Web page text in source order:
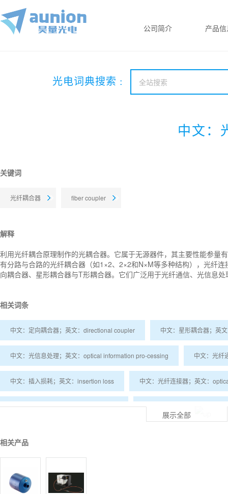
公司简介 产品信
光电词典搜索 :
中文：
关键词
光纤耦合器 fiber coupler
解释
利用光纤耦合原理制作的光耦合器。它属于无源器件，其主要性能参量
有分路与合路的光纤耦合器（如1×2、2×2和N×M等多种结构），光纤
向耦合器、星形耦合器与T形耦合器。它们广泛用于光纤通信、光信息
相关词条
中文：定向耦合器；英文：directional coupler 中文：星形耦合器；英
中文：光信息处理；英文：optical information pro-cessing 中文：光纤
中文：插入损耗；英文：insertion loss 中文：光纤连接器；英文：
中文：光耦合器；英文：optical coupler 中文：光耦合；英文：optical
中文：椭圆芯光纤；英文：elliptical core optical fiber
中文：光纤陀螺输入轴；英文：fiber optic gyros-cope input axis
展示全部
相关产品